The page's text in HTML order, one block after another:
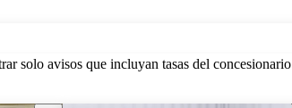
solo avisos que incluyan tasas del concesionario